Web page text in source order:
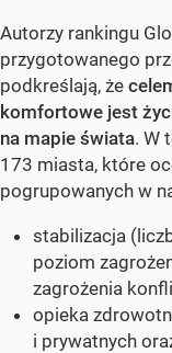
Autorzy rankingu
przygotowanego
podkreślają, że
komfortowe jest
na mapie świata. W
173 miasta, które
pogrupowanych w
stabilizacja
poziom
zagrożenia
opieka
i prywatnych